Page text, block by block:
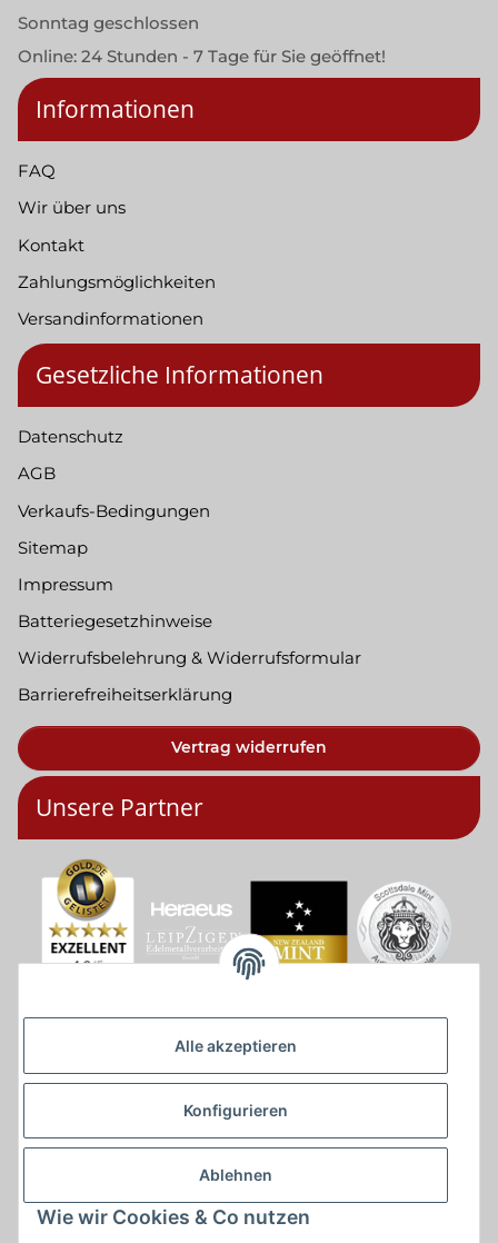
Alle akzeptieren
Konfigurieren
Ablehnen
Wie wir Cookies & Co nutzen
Sonntag geschlossen
Online: 24 Stunden - 7 Tage für Sie geöffnet!
Informationen
FAQ
Wir über uns
Kontakt
Zahlungsmöglichkeiten
Versandinformationen
Gesetzliche Informationen
Datenschutz
AGB
Verkaufs-Bedingungen
Sitemap
Impressum
Batteriegesetzhinweise
Widerrufsbelehrung & Widerrufsformular
Barrierefreiheitserklärung
Vertrag widerrufen
Unsere Partner